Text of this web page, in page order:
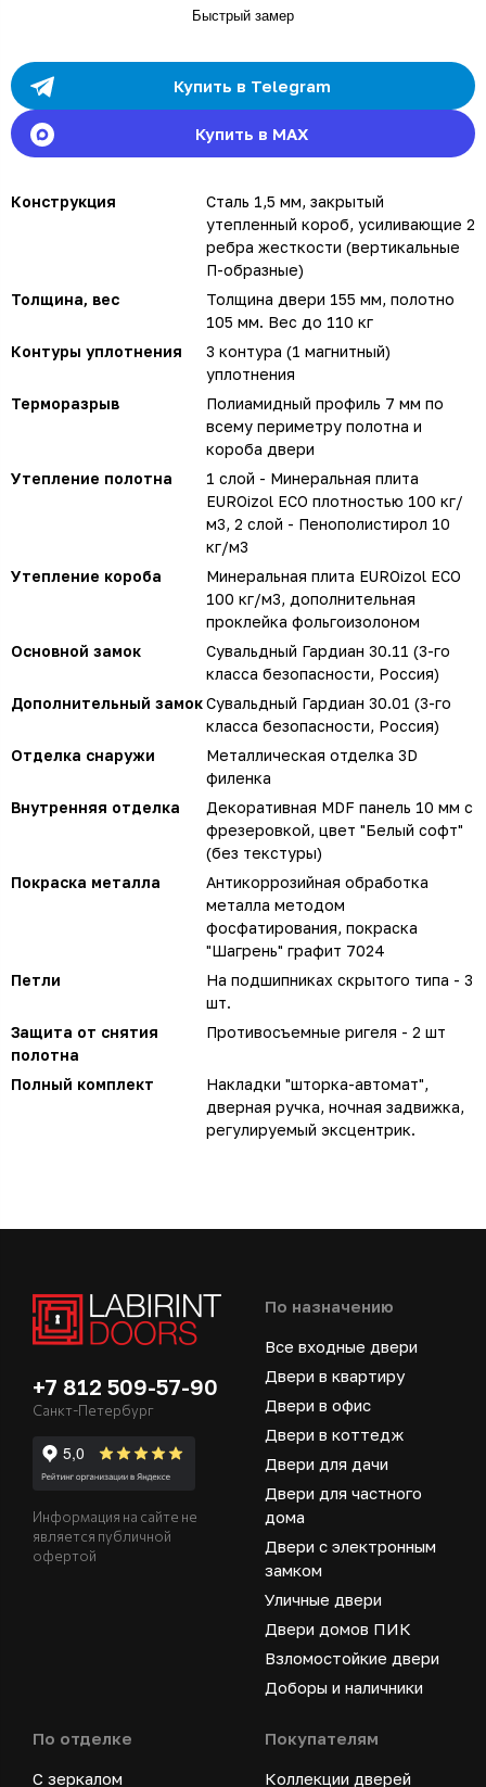
Быстрый замер
Купить в Telegram
Купить в MAX
Конструкция
Сталь 1,5 мм, закрытый
утепленный короб, усиливающие 2
ребра жесткости (вертикальные
П-образные)
Толщина, вес
Толщина двери 155 мм, полотно
105 мм. Вес до 110 кг
Контуры уплотнения
3 контура (1 магнитный)
уплотнения
Терморазрыв
Полиамидный профиль 7 мм по
всему периметру полотна и
короба двери
Утепление полотна
1 слой - Минеральная плита
EUROizol ECO плотностью 100 кг/
м3, 2 слой - Пенополистирол 10
кг/м3
Утепление короба
Минеральная плита EUROizol ECO
100 кг/м3, дополнительная
проклейка фольгоизолоном
Основной замок
Сувальдный Гардиан 30.11 (3-го
класса безопасности, Россия)
Дополнительный замокСувальдный Гардиан 30.01 (3-го
класса безопасности, Россия)
Отделка снаружи
Металлическая отделка 3D
филенка
Внутренняя отделка
Декоративная MDF панель 10 мм с
фрезеровкой, цвет "Белый софт"
(без текстуры)
Покраска металла
Антикоррозийная обработка
металла методом
фосфатирования, покраска
"Шагрень" графит 7024
Петли
На подшипниках скрытого типа - 3
шт.
Защита от снятия
полотна
Противосъемные ригеля - 2 шт
Полный комплект
Накладки "шторка-автомат",
дверная ручка, ночная задвижка,
регулируемый эксцентрик.
+7 812 509-57-90
Санкт-Петербург
Информация на сайте не
является публичной
офертой
По назначению
Все входные двери
Двери в квартиру
Двери в офис
Двери в коттедж
Двери для дачи
Двери для частного
дома
Двери с электронным
замком
Уличные двери
Двери домов ПИК
Взломостойкие двери
Доборы и наличники
По отделке
С зеркалом
Покупателям
Коллекции дверей